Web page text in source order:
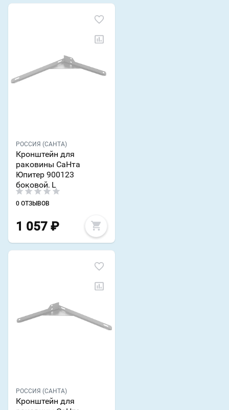
РОССИЯ (САНТА)
Кронштейн для
раковины СаНта
Юпитер 900123
боковой, L
0 ОТЗЫВОВ
1 057 ₽
РОССИЯ (САНТА)
Кронштейн для